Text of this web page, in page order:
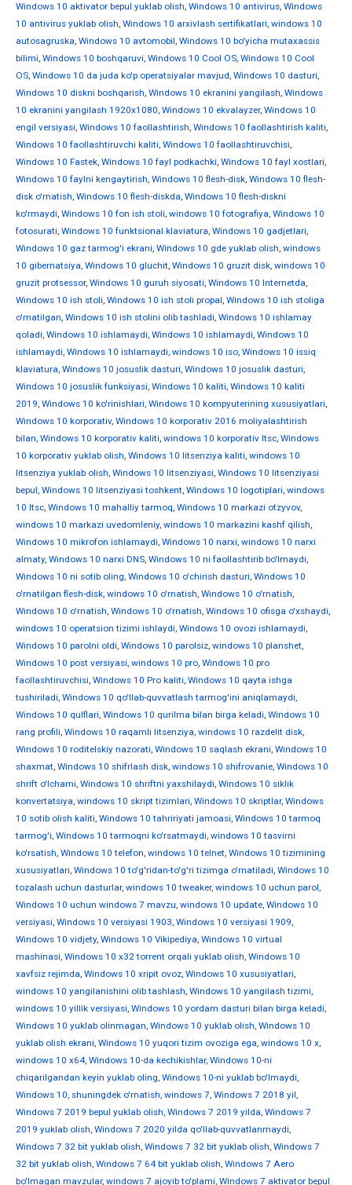
Windows 10 aktivator bepul yuklab olish, Windows 10 antivirus, Windows
10 antivirus yuklab olish, Windows 10 arxivlash sertifikatlari, windows 10
autosagruska, Windows 10 avtomobil, Windows 10 bo'yicha mutaxassis
bilimi, Windows 10 boshqaruvi, Windows 10 Cool OS, Windows 10 Cool
OS, Windows 10 da juda ko'p operatsiyalar mavjud, Windows 10 dasturi,
Windows 10 diskni boshqarish, Windows 10 ekranini yangilash, Windows
10 ekranini yangilash 1920x1080, Windows 10 ekvalayzer, Windows 10
engil versiyasi, Windows 10 faollashtirish, Windows 10 faollashtirish kaliti,
Windows 10 faollashtiruvchi kaliti, Windows 10 faollashtiruvchisi,
Windows 10 Fastek, Windows 10 fayl podkachki, Windows 10 fayl xostlari,
Windows 10 faylni kengaytirish, Windows 10 flesh-disk, Windows 10 flesh-
disk o'rnatish, Windows 10 flesh-diskda, Windows 10 flesh-diskni
ko'rmaydi, Windows 10 fon ish stoli, windows 10 fotografiya, Windows 10
fotosurati, Windows 10 funktsional klaviatura, Windows 10 gadjetlari,
Windows 10 gaz tarmog'i ekrani, Windows 10 gde yuklab olish, windows
10 gibernatsiya, Windows 10 gluchit, Windows 10 gruzit disk, windows 10
gruzit protsessor, Windows 10 guruh siyosati, Windows 10 Internetda,
Windows 10 ish stoli, Windows 10 ish stoli propal, Windows 10 ish stoliga
o'rnatilgan, Windows 10 ish stolini olib tashladi, Windows 10 ishlamay
qoladi, Windows 10 ishlamaydi, Windows 10 ishlamaydi, Windows 10
ishlamaydi, Windows 10 ishlamaydi, windows 10 iso, Windows 10 issiq
klaviatura, Windows 10 josuslik dasturi, Windows 10 josuslik dasturi,
Windows 10 josuslik funksiyasi, Windows 10 kaliti, Windows 10 kaliti
2019, Windows 10 ko'rinishlari, Windows 10 kompyuterining xususiyatlari,
Windows 10 korporativ, Windows 10 korporativ 2016 moliyalashtirish
bilan, Windows 10 korporativ kaliti, windows 10 korporativ ltsc, Windows
10 korporativ yuklab olish, Windows 10 litsenziya kaliti, windows 10
litsenziya yuklab olish, Windows 10 litsenziyasi, Windows 10 litsenziyasi
bepul, Windows 10 litsenziyasi toshkent, Windows 10 logotiplari, windows
10 ltsc, Windows 10 mahalliy tarmoq, Windows 10 markazi otzyvov,
windows 10 markazi uvedomleniy, windows 10 markazini kashf qilish,
Windows 10 mikrofon ishlamaydi, Windows 10 narxi, windows 10 narxi
almaty, Windows 10 narxi DNS, Windows 10 ni faollashtirib bo'lmaydi,
Windows 10 ni sotib oling, Windows 10 o'chirish dasturi, Windows 10
o'rnatilgan flesh-disk, windows 10 o'rnatish, Windows 10 o'rnatish,
Windows 10 o'rnatish, Windows 10 o'rnatish, Windows 10 ofisga o'xshaydi,
windows 10 operatsion tizimi ishlaydi, Windows 10 ovozi ishlamaydi,
Windows 10 parolni oldi, Windows 10 parolsiz, windows 10 planshet,
Windows 10 post versiyasi, windows 10 pro, Windows 10 pro
faollashtiruvchisi, Windows 10 Pro kaliti, Windows 10 qayta ishga
tushiriladi, Windows 10 qo'llab-quvvatlash tarmog'ini aniqlamaydi,
Windows 10 qulflari, Windows 10 qurilma bilan birga keladi, Windows 10
rang profili, Windows 10 raqamli litsenziya, windows 10 razdelit disk,
Windows 10 roditelskiy nazorati, Windows 10 saqlash ekrani, Windows 10
shaxmat, Windows 10 shifrlash disk, windows 10 shifrovanie, Windows 10
shrift o'lchami, Windows 10 shriftni yaxshilaydi, Windows 10 siklik
konvertatsiya, windows 10 skript tizimlari, Windows 10 skriptlar, Windows
10 sotib olish kaliti, Windows 10 tahririyati jamoasi, Windows 10 tarmoq
tarmog'i, Windows 10 tarmoqni ko'rsatmaydi, windows 10 tasvirni
ko'rsatish, Windows 10 telefon, windows 10 telnet, Windows 10 tizimining
xususiyatlari, Windows 10 to'g'ridan-to'g'ri tizimga o'rnatiladi, Windows 10
tozalash uchun dasturlar, windows 10 tweaker, windows 10 uchun parol,
Windows 10 uchun windows 7 mavzu, windows 10 update, Windows 10
versiyasi, Windows 10 versiyasi 1903, Windows 10 versiyasi 1909,
Windows 10 vidjety, Windows 10 Vikipediya, Windows 10 virtual
mashinasi, Windows 10 x32 torrent orqali yuklab olish, Windows 10
xavfsiz rejimda, Windows 10 xripit ovoz, Windows 10 xususiyatlari,
windows 10 yangilanishini olib tashlash, Windows 10 yangilash tizimi,
windows 10 yillik versiyasi, Windows 10 yordam dasturi bilan birga keladi,
Windows 10 yuklab olinmagan, Windows 10 yuklab olish, Windows 10
yuklab olish ekrani, Windows 10 yuqori tizim ovoziga ega, windows 10 х,
windows 10 х64, Windows 10-da kechikishlar, Windows 10-ni
chiqarilgandan keyin yuklab oling, Windows 10-ni yuklab bo'lmaydi,
Windows 10, shuningdek o'rnatish, windows 7, Windows 7 2018 yil,
Windows 7 2019 bepul yuklab olish, Windows 7 2019 yilda, Windows 7
2019 yuklab olish, Windows 7 2020 yilda qo'llab-quvvatlanmaydi,
Windows 7 32 bit yuklab olish, Windows 7 32 bit yuklab olish, Windows 7
32 bit yuklab olish, Windows 7 64 bit yuklab olish, Windows 7 Aero
bo'lmagan mavzular, windows 7 ajoyib to'plami, Windows 7 aktivator bepul